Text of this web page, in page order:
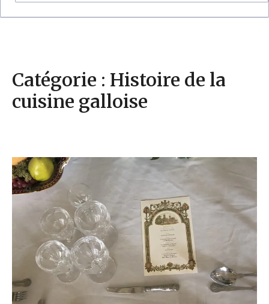
Catégorie : Histoire de la
cuisine galloise